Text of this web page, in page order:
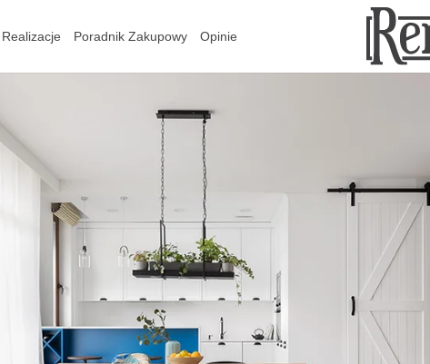
Realizacje Poradnik Zakupowy Opinie